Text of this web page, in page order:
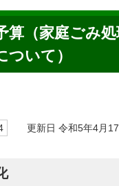
算（家庭ごみ
ついて）
更新日 令和5年4月17